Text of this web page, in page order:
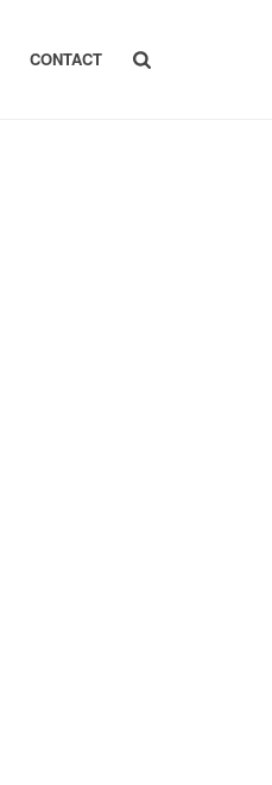
CONTACT